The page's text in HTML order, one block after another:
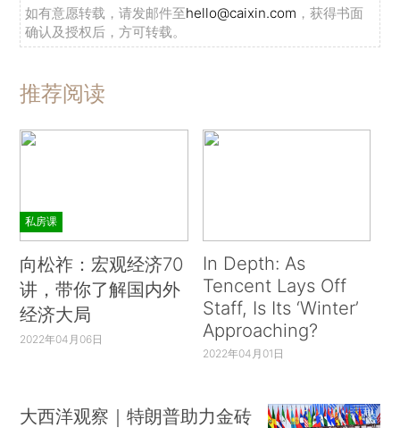
如有意愿转载，请发邮件至hello@caixin.com ，获得书面
确认及授权后，方可转载。
推荐阅读
私房课
向松祚：宏观经济70
讲，带你了解国内外
经济大局
2022年04月06日
In Depth: As
Tencent Lays Off
Staff, Is Its ‘Winter’
Approaching?
2022年04月01日
大西洋观察｜特朗普助力金砖